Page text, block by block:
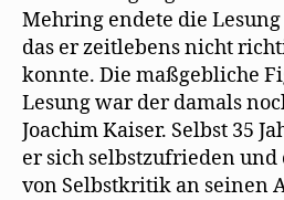
Mehring endete die
das er zeitlebens nicht
konnte. Die maßgebliche
Lesung war der damals
Joachim Kaiser. Selbst 35
er sich selbstzufrieden und
von Selbstkritik an seinen